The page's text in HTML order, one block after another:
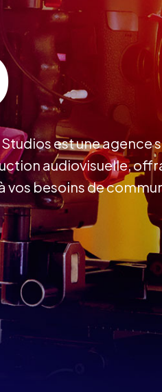
est une agence
audiovisuelle,
vos besoins de